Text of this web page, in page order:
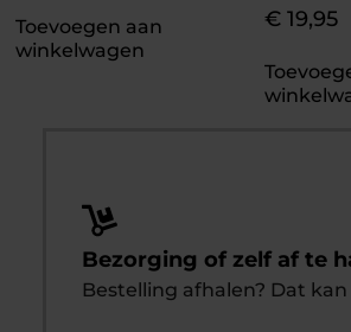
Toevoegen aan
winkelwagen
€ 19,95
Bezorging of zelf af te
Bestelling afhalen? Dat